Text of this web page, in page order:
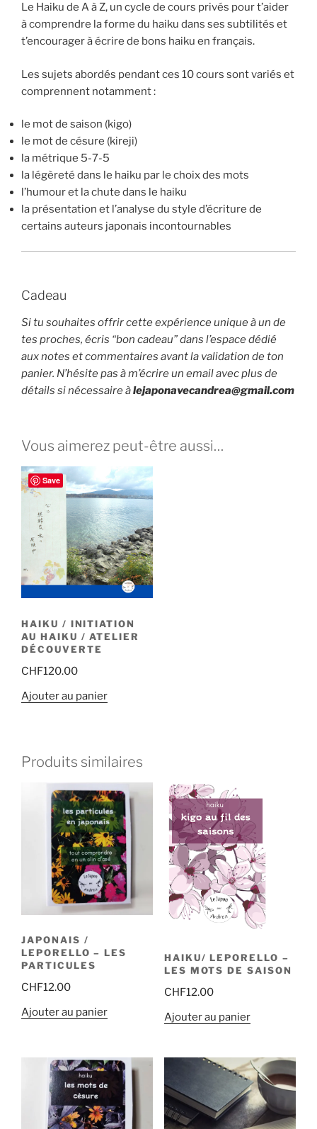
Le Haiku de A à Z, un cycle de cours privés pour t’aider
à comprendre la forme du haiku dans ses subtilités et
t’encourager à écrire de bons haiku en français.
Les sujets abordés pendant ces 10 cours sont variés et
comprennent notamment :
le mot de saison (kigo)
le mot de césure (kireji)
la métrique 5-7-5
la légèreté dans le haiku par le choix des mots
l’humour et la chute dans le haiku
la présentation et l’analyse du style d’écriture de
certains auteurs japonais incontournables
Cadeau
Si tu souhaites offrir cette expérience unique à un de
tes proches, écris “bon cadeau” dans l’espace dédié
aux notes et commentaires avant la validation de ton
panier. N’hésite pas à m’écrire un email avec plus de
détails si nécessaire àlejaponavecandrea@gmail.com
Vous aimerez peut-être aussi…
HAIKU / INITIATION
AU HAIKU / ATELIER
DÉCOUVERTE
CHF120.00
Ajouter au panier
Produits similaires
JAPONAIS /
LEPORELLO – LES
PARTICULES
CHF12.00
Ajouter au panier
HAIKU/ LEPORELLO –
LES MOTS DE SAISON
CHF12.00
Ajouter au panier
Save